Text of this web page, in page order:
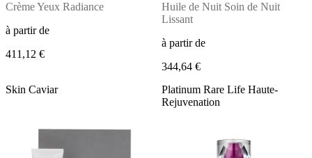
Crème Yeux Radiance
à partir de
411,12 €
Huile de Nuit Soin de Nuit
Lissant
à partir de
344,64 €
Skin Caviar
Platinum Rare Life Haute-
Rejuvenation